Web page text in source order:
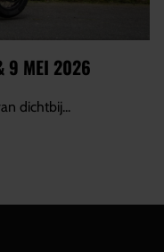
9 MEI 2026
dichtbij...